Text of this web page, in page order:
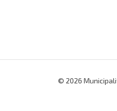
© 2026